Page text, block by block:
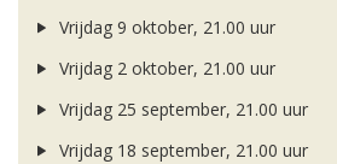
Vrijdag 9 oktober, 21.00 uur
Vrijdag 2 oktober, 21.00 uur
Vrijdag 25 september, 21.00 uur
Vrijdag 18 september, 21.00 uur